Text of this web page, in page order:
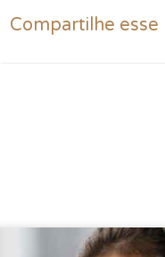
Compartilhe esse